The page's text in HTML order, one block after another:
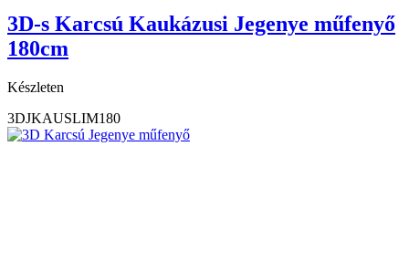
3D-s Karcsú Kaukázusi Jegenye műfenyő
180cm
Készleten
3DJKAUSLIM180